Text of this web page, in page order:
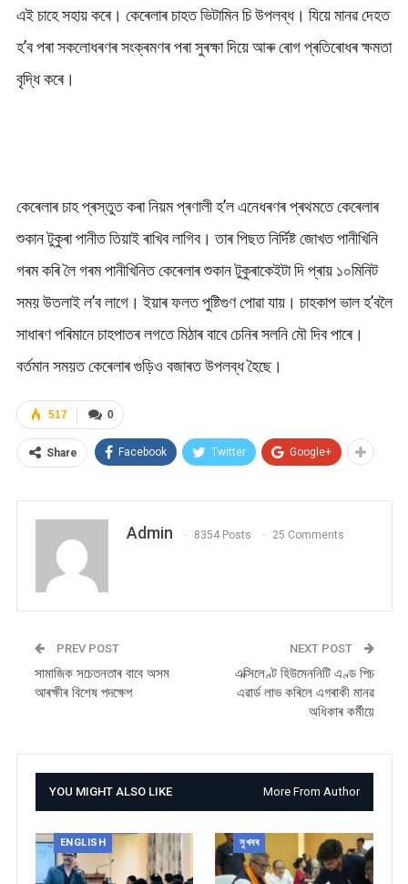
এই চাহে সহায় কৰে। কেৰেলাৰ চাহত ভিটামিন চি উপলব্ধ। যিয়ে মানৱ দেহত
হ’ব পৰা সকলোধৰণৰ সংক্ৰমণৰ পৰা সুৰক্ষা দিয়ে আৰু ৰোগ প্ৰতিৰোধৰ ক্ষমতা
বৃদ্ধি কৰে।
কেৰেলাৰ চাহ প্ৰস্তুত কৰা নিয়ম প্ৰণালী হ’ল এনেধৰণৰ প্ৰথমতে কেৰেলাৰ
শুকান টুকুৰা পানীত তিয়াই ৰাখিব লাগিব। তাৰ পিছত নিৰ্দিষ্ট জোখত পানীখিনি
গৰম কৰি লৈ গৰম পানীখিনিত কেৰেলাৰ শুকান টুকুৰাকেইটা দি প্ৰায় ১০মিনিট
সময় উতলাই ল’ব লাগে। ইয়াৰ ফলত পুষ্টিগুণ পোৱা যায়। চাহকাপ ভাল হ’বলৈ
সাধাৰণ পৰিমানে চাহপাতৰ লগতে মিঠাৰ বাবে চেনিৰ সলনি মৌ দিব পাৰে।
বৰ্তমান সময়ত কেৰেলাৰ গুড়িও বজাৰত উপলব্ধ হৈছে।
0
517
Share Facebook Twitter Google+
Admin 8354 Posts 25 Comments
PREV POST
সামাজিক সচেতনতাৰ বাবে অসম
আৰক্ষীৰ বিশেষ পদক্ষেপ
NEXT POST
এক্সিলেণ্ট হিউমেননিটি এণ্ড পিচ
এৱাৰ্ড লাভ কৰিলে এগৰাকী মানৱ
অধিকাৰ কৰ্মীয়ে
YOU MIGHT ALSO LIKE More From Author
ENGLISH সুখবৰ